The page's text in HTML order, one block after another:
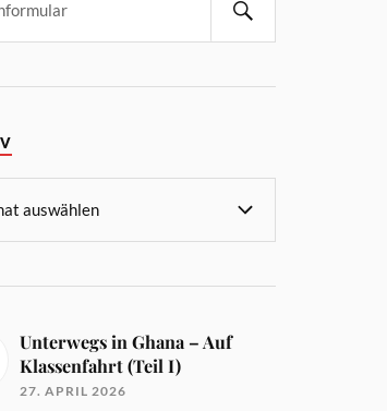
Unterwegs in Ghana – Auf
Klassenfahrt (Teil I)
27. APRIL 2026